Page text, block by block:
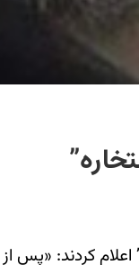
کردند: